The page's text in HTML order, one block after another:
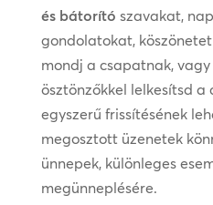
és bátorító szavakat,
gondolatokat,
mondj a csapatnak,
ösztönzőkkel lelkesítsd
egyszerű frissítésének
megosztott üzenetek
ünnepek, különleges
megünneplésére.